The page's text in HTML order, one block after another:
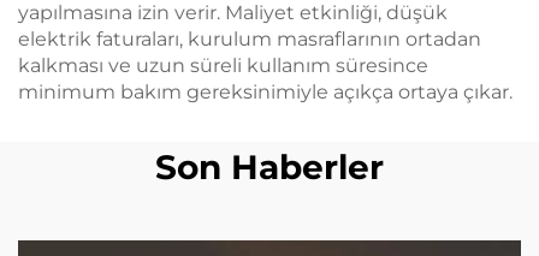
yapılmasına izin verir. Maliyet etkinliği, düşük
elektrik faturaları, kurulum masraflarının ortadan
kalkması ve uzun süreli kullanım süresince
minimum bakım gereksinimiyle açıkça ortaya çıkar.
Son Haberler